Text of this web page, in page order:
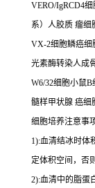
VERO/IgRCD4
系）人胶质 瘤细
VX-2细胞鳞癌细
光素酶转染人成
W6/32细胞小鼠
髓样甲状腺 癌细
细胞培养注意事项
1):血清结冰时体
定体积空间，否
2):血清中的脂蛋